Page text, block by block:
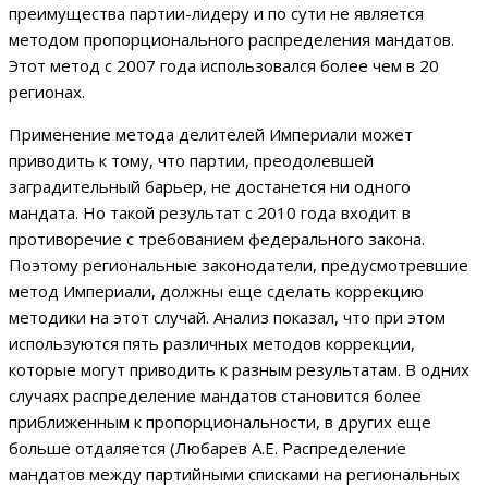
преимущества партии-лидеру и по сути не является
методом пропорционального распределения мандатов.
Этот метод с 2007 года использовался более чем в 20
регионах.
Применение метода делителей Империали может
приводить к тому, что партии, преодолевшей
заградительный барьер, не достанется ни одного
мандата. Но такой результат с 2010 года входит в
противоречие с требованием федерального закона.
Поэтому региональные законодатели, предусмотревшие
метод Империали, должны еще сделать коррекцию
методики на этот случай. Анализ показал, что при этом
используются пять различных методов коррекции,
которые могут приводить к разным результатам. В одних
случаях распределение мандатов становится более
приближенным к пропорциональности, в других еще
больше отдаляется (Любарев А.Е. Распределение
мандатов между партийными списками на региональных